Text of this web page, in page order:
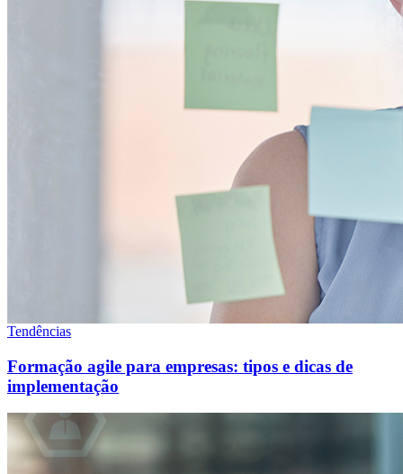
Tendências
Formação agile para empresas: tipos e dicas de
implementação